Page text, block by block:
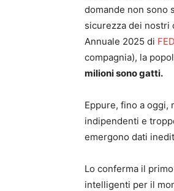
domande non sono
sicurezza dei nostri
Annuale 2025 di
compagnia), la
milioni sono gatti.
Eppure, fino a oggi,
indipendenti e
emergono dati
Lo conferma il
intelligenti per il